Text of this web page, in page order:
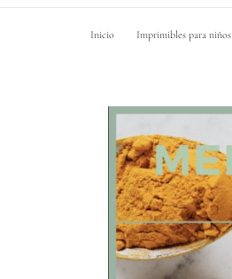
Inicio Imprimibles para niños